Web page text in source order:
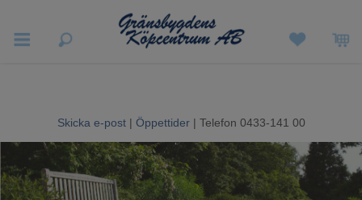
Sommarrea
Vitvaror
Hushållsapparater
Skicka e-post | Öppettider| Telefon 0433-141 00